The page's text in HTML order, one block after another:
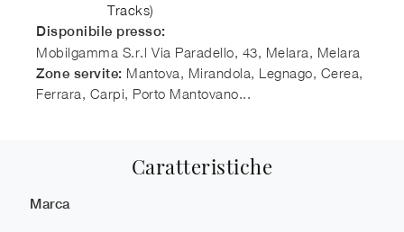
Tracks)
Disponibile presso:
Mobilgamma S.r.l Via Paradello, 43, Melara, Melara
Zone servite: Mantova, Mirandola, Legnago, Cerea,
Ferrara, Carpi, Porto Mantovano...
Caratteristiche
Marca